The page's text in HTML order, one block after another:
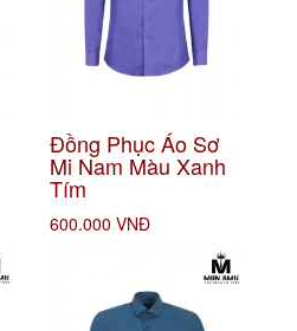
Đồng Phục Áo Sơ
Mi Nam Màu Xanh
Tím
600.000 VNĐ